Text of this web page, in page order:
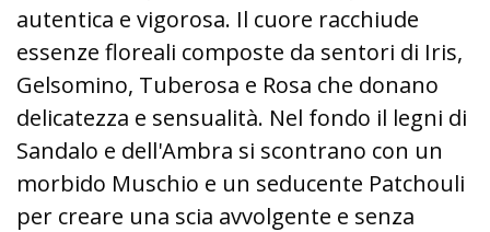
autentica e vigorosa. Il cuore racchiude
essenze floreali composte da sentori di Iris,
Gelsomino, Tuberosa e Rosa che donano
delicatezza e sensualità. Nel fondo il legni di
Sandalo e dell'Ambra si scontrano con un
morbido Muschio e un seducente Patchouli
per creare una scia avvolgente e senza